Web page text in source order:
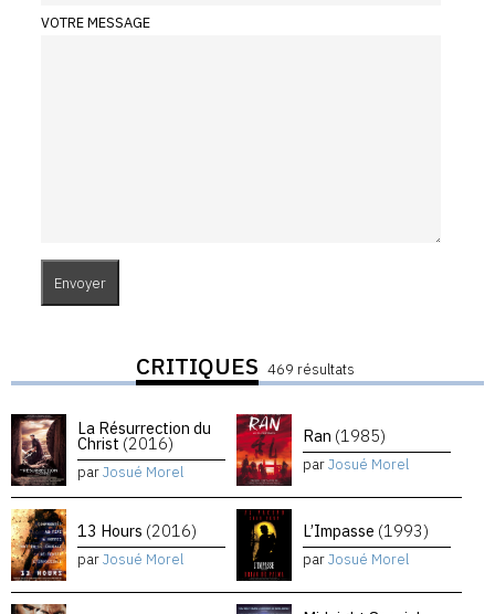
VOTRE MESSAGE
CRITIQUES 469 résultats
La Résurrection du
Christ (2016)
parJosué Morel
Ran (1985)
parJosué Morel
13 Hours (2016)
parJosué Morel
L’Impasse (1993)
parJosué Morel